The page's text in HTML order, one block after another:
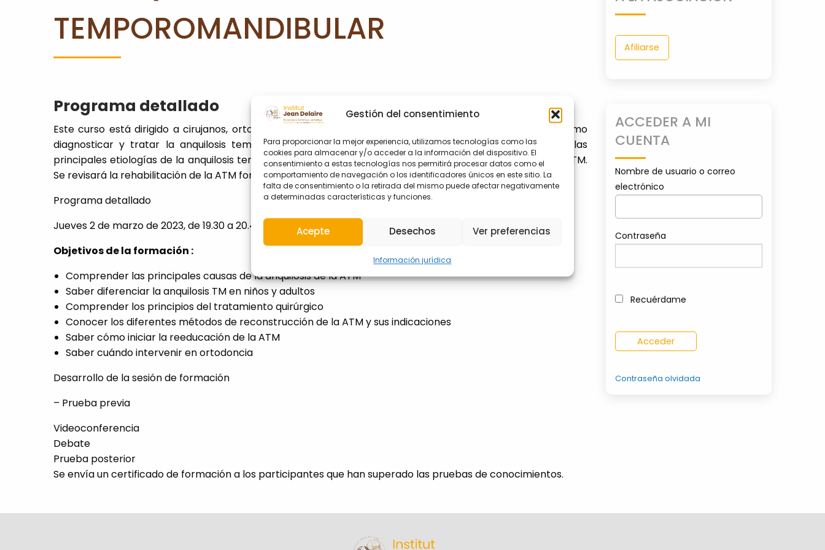
Gestión del consentimiento
Para proporcionar la mejor experiencia, utilizamos tecnologías como las
cookies para almacenar y/o acceder a la información del dispositivo. El
consentimiento a estas tecnologías nos permitirá procesar datos como el
comportamiento de navegación o los identificadores únicos en este sitio. La
falta de consentimiento o la retirada del mismo puede afectar negativamente
a determinadas características y funciones.
Acepte Desechos Ver preferencias
Información jurídica
TEMPOROMANDIBULAR
Programa detallado
Este curso está dirigido a cirujanos, ortodoncistas y especialistas en rehabilitación que deseen saber cómo
diagnosticar y tratar la anquilosis temporomandibular en niños y adultos. Se describirán en detalle las
principales etiologías de la anquilosis temporomandibular y los procedimientos de reconstrucción de la ATM.
Se revisará la rehabilitación de la ATM formalizada por el profesor Delaire.
Programa detallado
Jueves 2 de marzo de 2023, de 19.30 a 20.45 horas
Objetivos de la formación :
Comprender las principales causas de la anquilosis de la ATM
Saber diferenciar la anquilosis TM en niños y adultos
Comprender los principios del tratamiento quirúrgico
Conocer los diferentes métodos de reconstrucción de la ATM y sus indicaciones
Saber cómo iniciar la reeducación de la ATM
Saber cuándo intervenir en ortodoncia
Desarrollo de la sesión de formación
– Prueba previa
Videoconferencia
Debate
Prueba posterior
Se envía un certificado de formación a los participantes que han superado las pruebas de conocimientos.
Afiliarse
ACCEDER A MI
CUENTA
Nombre de usuario o correo
electrónico
Contraseña
Recuérdame
Contraseña olvidada